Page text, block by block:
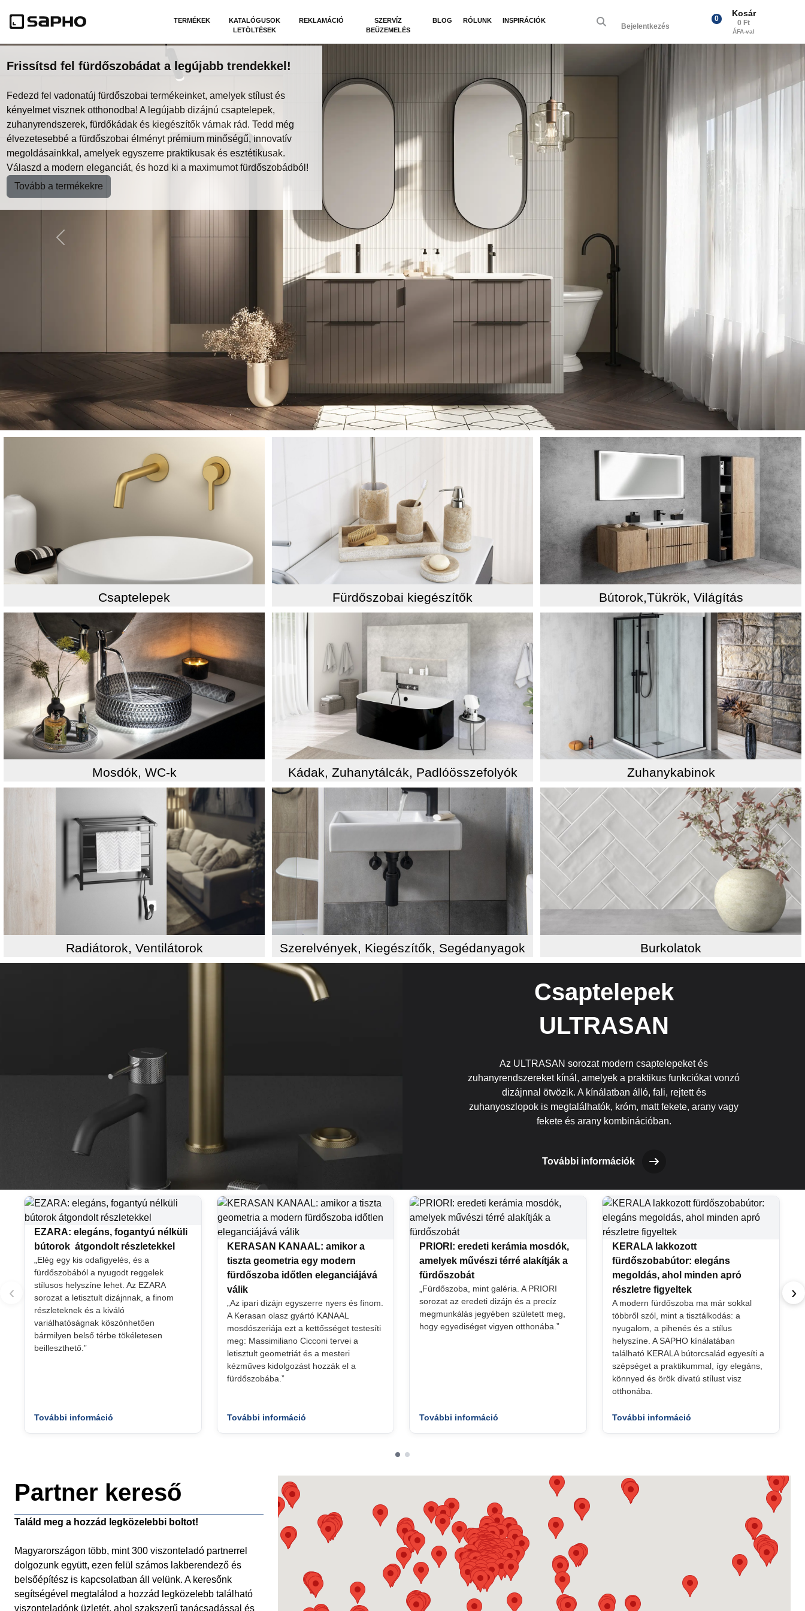
TERMÉKEK
KATALÓGUSOK
LETÖLTÉSEK
REKLAMÁCIÓ
SZERVÍZ
BEÜZEMELÉS
BLOG RÓLUNK INSPIRÁCIÓK
Bejelentkezés
0
Kosár
0 Ft
ÁFA-val
Previous
Frissítsd fel fürdőszobádat a legújabb trendekkel!
Fedezd fel vadonatúj fürdőszobai termékeinket, amelyek stílust és
kényelmet visznek otthonodba! A legújabb dizájnú csaptelepek,
zuhanyrendszerek, fürdőkádak és kiegészítők várnak rád. Tedd még
élvezetesebbé a fürdőszobai élményt prémium minőségű, innovatív
megoldásainkkal, amelyek egyszerre praktikusak és esztétikusak.
Válaszd a modern eleganciát, és hozd ki a maximumot fürdőszobádból!
Tovább a termékekre
Csaptelepek Fürdőszobai kiegészítők Bútorok,Tükrök, Világítás
Mosdók, WC-k Kádak, Zuhanytálcák, Padlóösszefolyók Zuhanykabinok
Radiátorok, Ventilátorok Szerelvények, Kiegészítők, Segédanyagok Burkolatok
Csaptelepek
ULTRASAN
Az ULTRASAN sorozat modern csaptelepeket és
zuhanyrendszereket kínál, amelyek a praktikus funkciókat vonzó
dizájnnal ötvözik. A kínálatban álló, fali, rejtett és
zuhanyoszlopok is megtalálhatók, króm, matt fekete, arany vagy
fekete és arany kombinációban.
További információk
EZARA: elegáns, fogantyú nélküli
bútorok átgondolt részletekkel
„Elég egy kis odafigyelés, és a
fürdőszobából a nyugodt reggelek
stílusos helyszíne lehet. Az EZARA
sorozat a letisztult dizájnnak, a finom
részleteknek és a kiváló
variálhatóságnak köszönhetően
bármilyen belső térbe tökéletesen
beilleszthető.”
További információ
KERASAN KANAAL: amikor a
tiszta geometria egy modern
fürdőszoba időtlen eleganciájává
válik
„Az ipari dizájn egyszerre nyers és finom.
A Kerasan olasz gyártó KANAAL
mosdószeriája ezt a kettősséget testesíti
meg: Massimiliano Cicconi tervei a
letisztult geometriát és a mesteri
kézműves kidolgozást hozzák el a
fürdőszobába.”
További információ
PRIORI: eredeti kerámia mosdók,
amelyek művészi térré alakítják a
fürdőszobát
„Fürdőszoba, mint galéria. A PRIORI
sorozat az eredeti dizájn és a precíz
megmunkálás jegyében született meg,
hogy egyediséget vigyen otthonába.”
További információ
KERALA lakkozott
fürdőszobabútor: elegáns
megoldás, ahol minden apró
részletre figyeltek
A modern fürdőszoba ma már sokkal
többről szól, mint a tisztálkodás: a
nyugalom, a pihenés és a stílus
helyszíne. A SAPHO kínálatában
található KERALA bútorcsalád egyesíti a
szépséget a praktikummal, így elegáns,
könnyed és örök divatú stílust visz
otthonába.
További információ
‹ ›
Partner kereső
Találd meg a hozzád legközelebbi boltot!
Magyarországon több, mint 300 viszonteladó partnerrel
dolgozunk együtt, ezen felül számos lakberendező és
belsőépítész is kapcsolatban áll velünk. A keresőnk
segítségével megtalálod a hozzád legközelebb található
viszonteladónk üzletét, ahol szakszerű tanácsadással és